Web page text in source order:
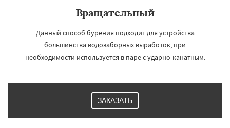
Вращательный
Данный способ бурения подходит для устройства
большинства водозаборных выработок, при
необходимости используется в паре с ударно-канатным.
ЗАКАЗАТЬ